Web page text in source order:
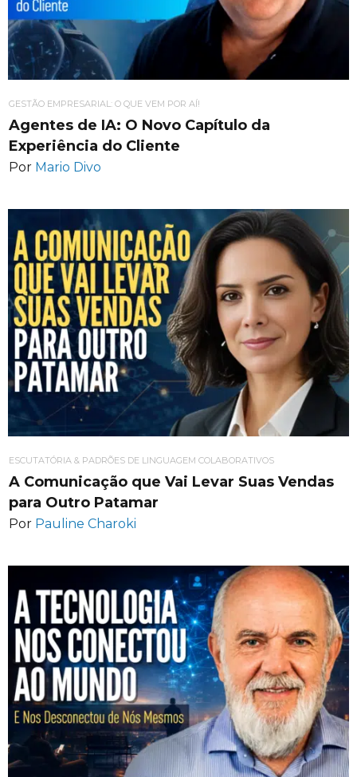
GESTÃO EMPRESARIAL: O QUE VEM POR AÍ!
Agentes de IA: O Novo Capítulo da
Experiência do Cliente
Por Mario Divo
ESCUTATÓRIA & PADRÕES DE LINGUAGEM COLABORATIVOS
A Comunicação que Vai Levar Suas Vendas
para Outro Patamar
Por Pauline Charoki